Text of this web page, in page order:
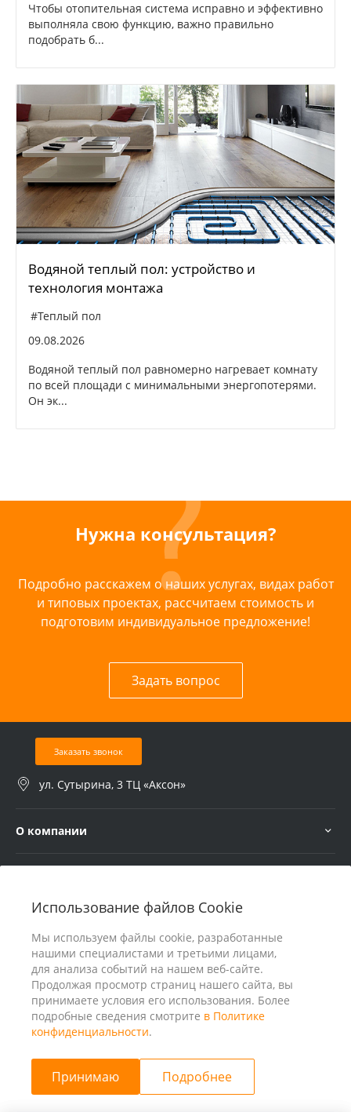
Использование файлов Cookie
Мы используем файлы cookie, разработанные
нашими специалистами и третьими лицами,
для анализа событий на нашем веб-сайте.
Продолжая просмотр страниц нашего сайта, вы
принимаете условия его использования. Более
подробные сведения смотрите в Политике
конфиденциальности.
Принимаю Подробнее
Чтобы отопительная система исправно и эффективно
выполняла свою функцию, важно правильно
подобрать б...
Водяной теплый пол: устройство и
технология монтажа
#Теплый пол
09.08.2026
Водяной теплый пол равномерно нагревает комнату
по всей площади с минимальными энергопотерями.
Он эк...
Нужна консультация?
Подробно расскажем о наших услугах, видах работ
и типовых проектах, рассчитаем стоимость и
подготовим индивидуальное предложение!
Задать вопрос
Заказать звонок
ул. Сутырина, 3 ТЦ «Аксон»
О компании